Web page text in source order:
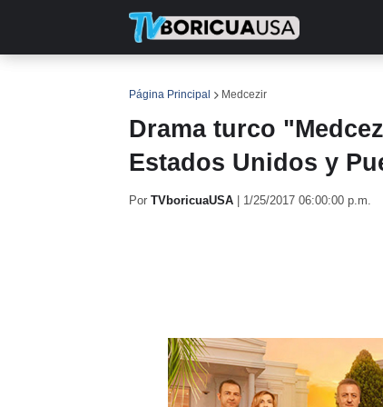
Página Principal Medcezir
Drama turco
Estados Unidos y
Por TVboricuaUSA 1/25/2017 06:00:00 p.m.